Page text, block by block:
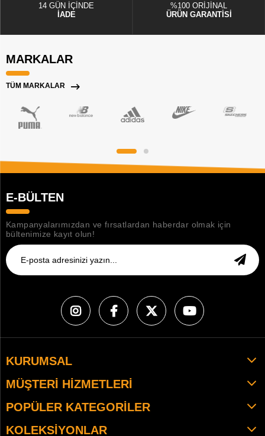
14 GÜN İÇİNDE
İADE
%100 ORİJİNAL
ÜRÜN GARANTİSİ
MARKALAR
TÜM MARKALAR
E-BÜLTEN
Kampanyalarımızdan ve fırsatlardan haberdar olmak için
bültenimize kayıt olun!
KURUMSAL
MÜŞTERI HIZMETLERI
POPÜLER KATEGORILER
KOLEKSIYONLAR